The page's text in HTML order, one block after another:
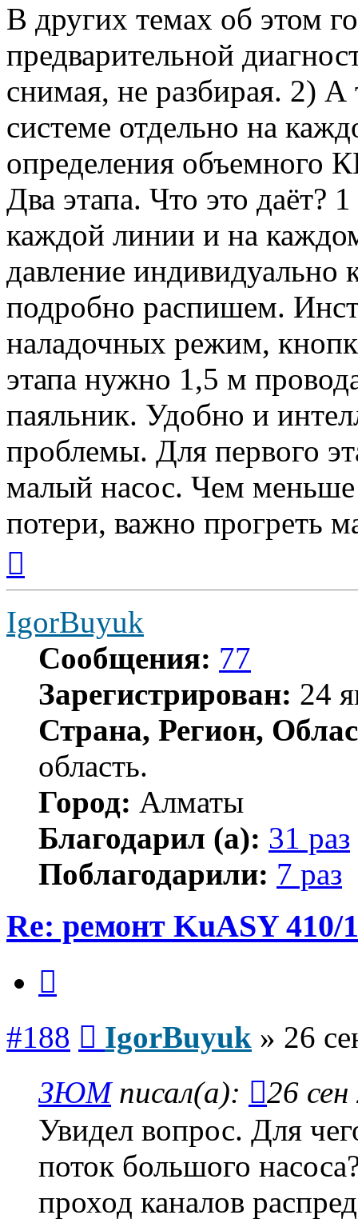
В других темах об этом
предварительной
снимая, не разбирая. 2) А
системе отдельно на
определения объемного
Два этапа. Что это даёт?
каждой линии и на
давление индивидуально
подробно распишем.
наладочных режим,
этапа нужно 1,5 м
паяльник. Удобно и
проблемы. Для первого
малый насос. Чем
потери, важно прогреть
началу
IgorBuyuk
Сообщения: 77
Зарегистрирован: 24
Страна, Регион,
область.
Город: Алматы
Благодарил (а): 31 раз
Поблагодарили: 7 раз
Re: ремонт KuASY 410/
#188 IgorBuyuk » 26
ЗЮМписал(а):
26
Увидел вопрос. Для
поток большого
проход каналов